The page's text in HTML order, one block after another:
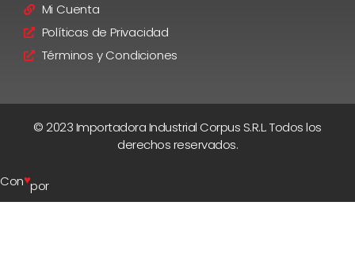
Mi Cuenta
Políticas de Privacidad
Términos y Condiciones
© 2023 Importadora Industrial Corpus S.R.L. Todos los
derechos reservados.
Con♥por